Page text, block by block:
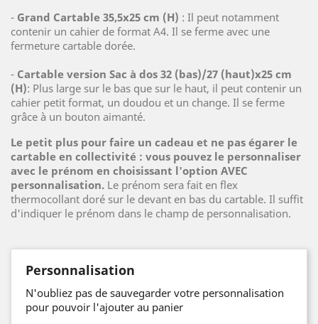
- Grand Cartable 35,5x25 cm (H) : Il peut notamment
contenir un cahier de format A4. Il se ferme avec une
fermeture cartable dorée.
- Cartable version Sac à dos 32 (bas)/27 (haut)x25 cm
(H): Plus large sur le bas que sur le haut, il peut contenir un
cahier petit format, un doudou et un change. Il se ferme
grâce à un bouton aimanté.
Le petit plus pour faire un cadeau et ne pas égarer le
cartable en collectivité : vous pouvez le personnaliser
avec le prénom en choisissant l'option AVEC
personnalisation. Le prénom sera fait en flex
thermocollant doré sur le devant en bas du cartable. Il suffit
d'indiquer le prénom dans le champ de personnalisation.
Personnalisation
N'oubliez pas de sauvegarder votre personnalisation
pour pouvoir l'ajouter au panier